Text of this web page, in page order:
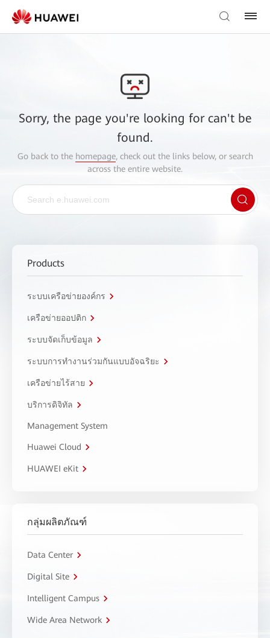
Sorry, the page you're looking for can't be
found.
Go back to the homepage, check out the links below, or search
across the entire website.
Products
ระบบเครือข่ายองค์กร
เครือข่ายออปติก
ระบบจัดเก็บข้อมูล
ระบบการทำงานร่วมกันแบบอัจฉริยะ
เครือข่ายไร้สาย
บริการดิจิทัล
Management System
Huawei Cloud
HUAWEI eKit
กลุ่มผลิตภัณฑ์
Data Center
Digital Site
Intelligent Campus
Wide Area Network